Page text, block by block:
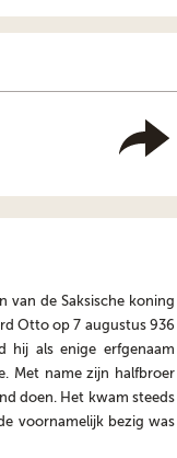
van de Saksische koning
Otto op 7 augustus 936
als enige erfgenaam
Met name zijn halfbroer
doen. Het kwam steeds
voornamelijk bezig was